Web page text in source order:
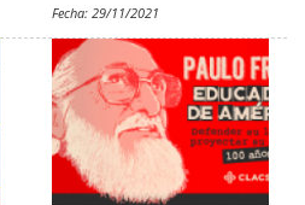
Fecha: 29/11/2021